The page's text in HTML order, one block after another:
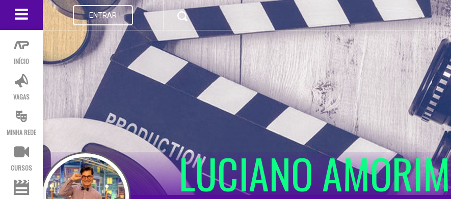
INÍCIO
VAGAS
MINHA REDE
CURSOS
ENTRAR
LUCIANO AMORIM